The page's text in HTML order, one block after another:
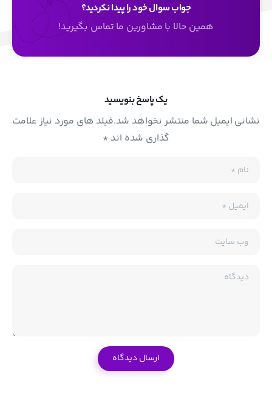
جواب سوال خود را پیدا نکردید؟
همین حالا با مشاورین ما تماس بگیرید!
یک پاسخ بنویسید
نشانی ایمیل شما منتشر نخواهد شد.فیلد های مورد نیاز علامت
گذاری شده اند *
نام*
ایمیل *
وب سایت
دیدگاه